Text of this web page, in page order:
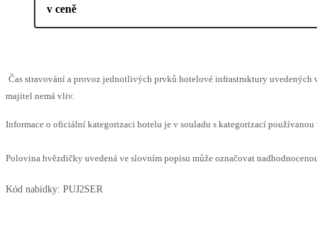
v ceně
Čas stravování a provoz jednotlivých prvků hotelové infrastruktury uvedených
majitel nemá vliv.
Informace o oficiální kategorizaci hotelu je v souladu s kategorizací
Polovina hvězdičky uvedená ve slovním popisu může označovat
Kód nabídky: PUJ2SER